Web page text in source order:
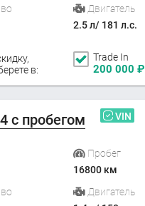
Двигатель
2.5 л/ 181 л.с.
в:
Trade In
200 000 ₽
с пробегом VIN
Пробег
16800 км
Двигатель